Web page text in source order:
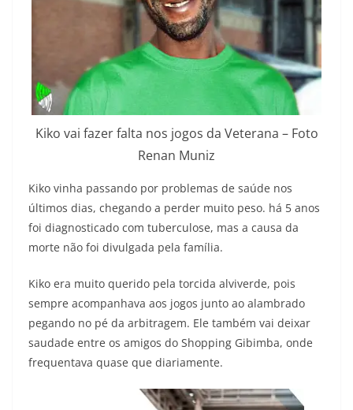
Kiko vai fazer falta nos jogos da Veterana – Foto
Renan Muniz
Kiko vinha passando por problemas de saúde nos
últimos dias, chegando a perder muito peso. há 5 anos
foi diagnosticado com tuberculose, mas a causa da
morte não foi divulgada pela família.
Kiko era muito querido pela torcida alviverde, pois
sempre acompanhava aos jogos junto ao alambrado
pegando no pé da arbitragem. Ele também vai deixar
saudade entre os amigos do Shopping Gibimba, onde
frequentava quase que diariamente.